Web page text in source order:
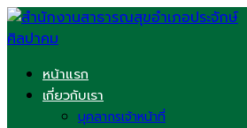
Skip
to
หน้าแรก
เกี่ยวกับเรา
บุคลากรเจ้าหน้าที่